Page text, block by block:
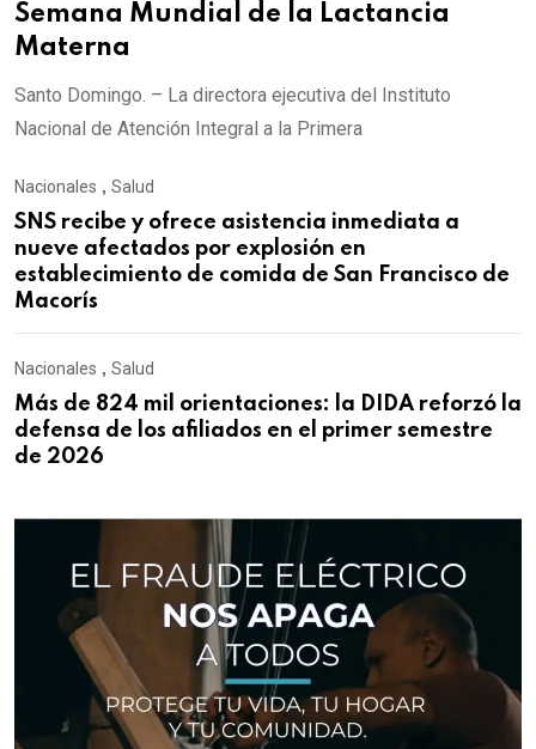
Semana Mundial de la Lactancia
Materna
Santo Domingo. – La directora ejecutiva del Instituto
Nacional de Atención Integral a la Primera
Nacionales , Salud
SNS recibe y ofrece asistencia inmediata a
nueve afectados por explosión en
establecimiento de comida de San Francisco de
Macorís
Nacionales , Salud
Más de 824 mil orientaciones: la DIDA reforzó la
defensa de los afiliados en el primer semestre
de 2026